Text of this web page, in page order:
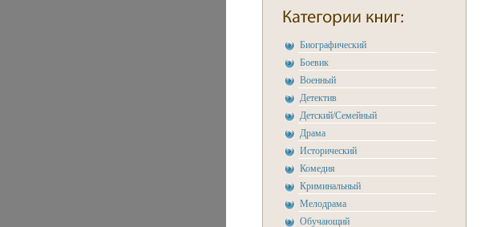
Биографический
Боевик
Военный
Детектив
Детский/Семейный
Драма
Исторический
Комедия
Криминальный
Мелодрама
Обучающий